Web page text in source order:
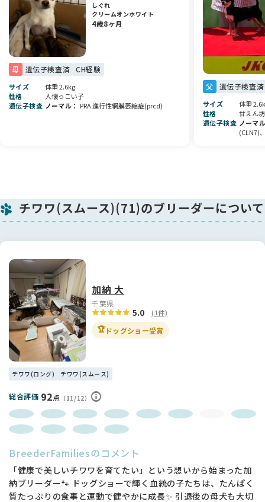
しぐれ
クリームオンホワイト
4歳8ヶ月
母 遺伝子検査済 CH経験
サイズ
体重 2.6kg
性格
人懐っこい子
遺伝子検査 ノーマル PRA 進行性網膜萎縮症(prcd)
父 遺伝子検査済
サイズ
体重
性格
甘えん
遺伝子検査 ノーマ
(CLN7)
チワワ(スムース)(71)のブリーダーについて
加納 大
千葉県
5.0 (1件)
🏆ドッグショー受賞
チワワ(ロング) チワワ(スムース)
総合評価 92点 （11/12）
BreederFamiliesのコメント
「健康で美しいチワワを育てたい」という想いから始まった加
納ブリーダー🐾 ドッグショーで輝く血統の子たちは、たんぱく
質たっぷりの食事と運動で健やかに成長✨ 引退後の母犬も大切